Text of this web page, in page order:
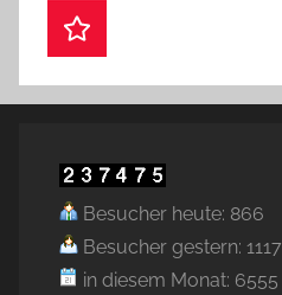
Webshop
Besucher heute: 866
Besucher gestern: 1117
in diesem Monat: 6555